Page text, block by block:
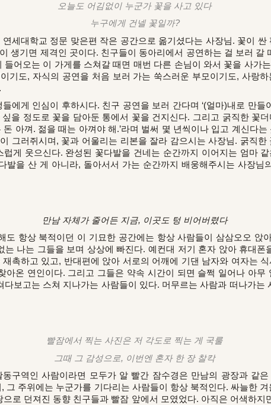
오늘도 어김없이 누군가 꽃을 사고 있다
누구에게 건넬 꽃일까?
세대학교 정문 맞은편 작은 공간으로 옮기셨다는 사장님. 꽃이 싼
생기면 제격인 곳이다. 친구들이 동아리에서 공연하는 걸 보러 갈
들어오는 이 가게를 스쳐갈 때면 매번 다른 손님이 와서 꽃을 사가
기도, 자식의 공연을 처음 보러 가는 쑥스러운 부모이기도, 사랑
에게 인심이 후하시다. 친구 공연을 보러 간다며 ‘(얼마)내로 만들
싶을 정도로 꽃을 담아둔 통에서 꽃을 건지신다. 그리고 굵직한 꽃
돈 아껴. 젊을 때는 아껴야 해.’라며 벌써 몇 년씩이나 입고 계신다
그러쥐시며, 꽃과 어울리는 리본을 잘라 감으시는 사장님. 굵직한
럽게 웃으신다. 완성된 꽃다발을 건네는 순간까지 이어지는 엄마
발을 산 게 아니라, 돌아서서 가는 순간까지 배웅해주시는 사장님
만남 자체가 줄어든 지금, 이곳도 텅 비어버렸다
도 항상 북적이던 이 기묘한 공간에는 항상 사람들이 삼삼오오 앉
는 나는 그들을 보며 상상에 빠진다. 예컨대 저기 혼자 앉아 휴대폰
촉하고 있고, 반대편에 앉아 서로의 어깨에 기댄 남자와 여자는
아온 연인이다. 그리고 그들은 약속 시간이 되면 슬쩍 일어나 아무
다보고는 스쳐 지나가는 사람들이 있다. 머무르는 사람과 떠나가는
빨잠에서 찍는 사진은 저 각도로 찍는 게 국룰
그때 그 감성으로, 이번엔 혼자 한 장 찰칵
구역인 사람이라면 모두가 알 빨간 잠수경은 만남의 광장과 같은
그 주위에는 누군가를 기다리는 사람들이 항상 북적인다. 싸늘한
로 던져진 동향 친구들과 빨잠 앞에서 모였었다. 아직은 어색하지